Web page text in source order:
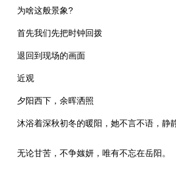
为啥这般景象?
首先我们先把时钟回拨
退回到现场的画面
近观
夕阳西下，余晖洒照
沐浴着深秋初冬的暖阳，她不言不语，静
无论甘苦，不争媸妍，唯有不忘在岳阳。